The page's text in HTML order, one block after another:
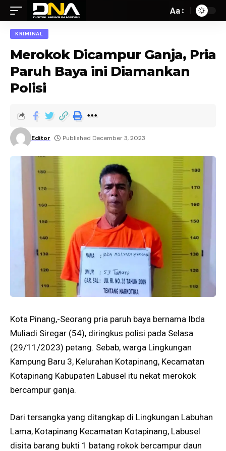
Aa
KRIMINAL
Merokok Dicampur Ganja, Pria
Paruh Baya ini Diamankan
Polisi
Editor Published December 3, 2023
Kota Pinang,-Seorang pria paruh baya bernama Ibda
Muliadi Siregar (54), diringkus polisi pada Selasa
(29/11/2023) petang. Sebab, warga Lingkungan
Kampung Baru 3, Kelurahan Kotapinang, Kecamatan
Kotapinang Kabupaten Labusel itu nekat merokok
bercampur ganja.
Dari tersangka yang ditangkap di Lingkungan Labuhan
Lama, Kotapinang Kecamatan Kotapinang, Labusel
disita barang bukti 1 batang rokok bercampur daun